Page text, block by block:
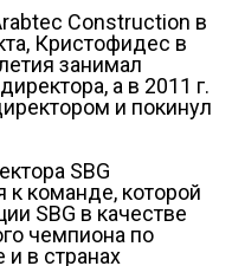
Construction в
Кристофидес в
занимал
а в 2011 г.
и покинул
SBG
команде, которой
SBG в качестве
чемпиона по
и в странах